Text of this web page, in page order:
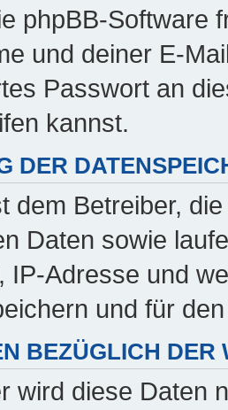
phpBB-Software
und deiner E-
Passwort an
kannst.
DER
dem Betreiber,
Daten sowie
IP-Adresse und
und für
BEZÜGLICH DER
wird diese Daten